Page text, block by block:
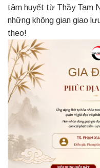
tâm huyết từ Thầy Tam
những không gian giao
theo!